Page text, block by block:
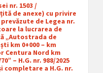
nr. 1503 /
de anexe) cu privire
de Legea nr.
la lucrarea de
„Autostrada de
km 0+000 – km
Centura Nord km
– H.G. nr. 988/2025
completare a H.G. nr.